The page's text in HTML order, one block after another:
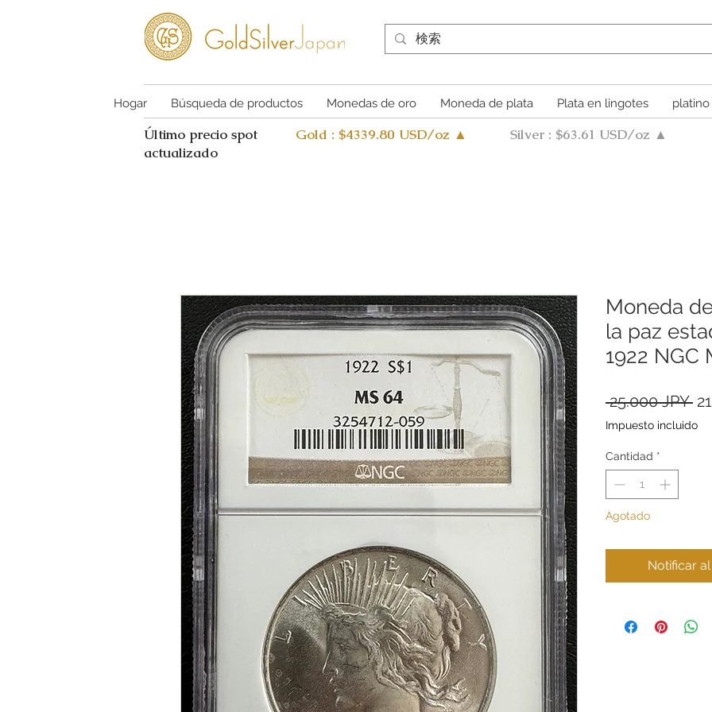
Hogar Búsqueda de productos Monedas de oro Moneda de plata Plata en lingotes platino
Último precio spot
actualizado
Gold : $4339.80 USD/oz ▲ Silver : $63.61 USD/oz ▲
Moneda
la paz
1922 NGC
25.000 JPY
Impuesto incluido
Cantidad *
Agotado
Notificar